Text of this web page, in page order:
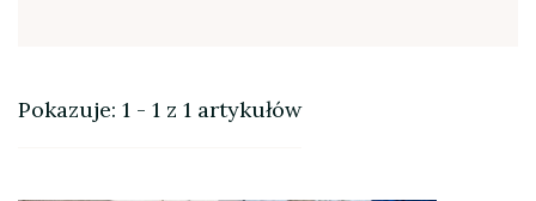
Pokazuje: 1 - 1 z 1 artykułów